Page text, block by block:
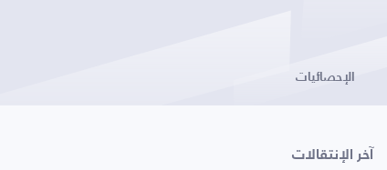
الإحصائيات
آخر الإنتقالات